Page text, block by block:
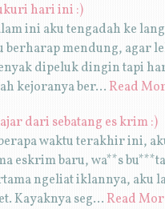
hari ini :)
ini aku tengadah ke
berharap mendung, agar
dipeluk dingin tapi
kejoranya ber… Read
dari sebatang es krim :)
waktu terakhir ini,
eskrim baru, wa**s
ngeliat iklannya, aku
Kayaknya seg… Read